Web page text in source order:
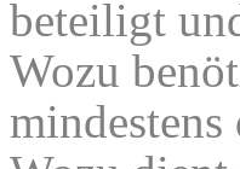
beteiligt
Wozu